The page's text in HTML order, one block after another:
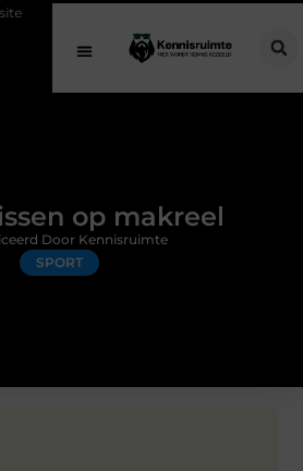
aan een goed doel: waarom geven
op makreel
SPORT
Door Kennisruimte